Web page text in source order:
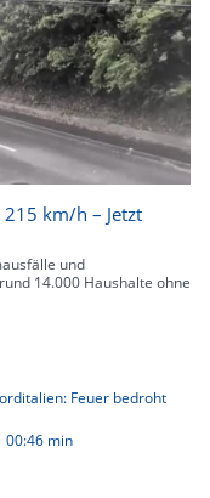
km/h – Jetzt
und
14.000 Haushalte ohne
Feuer bedroht
00:46 min